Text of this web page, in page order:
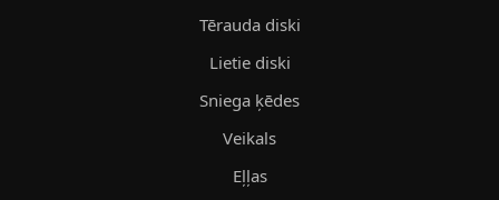
Tērauda diski
Lietie diski
Sniega ķēdes
Veikals
Eļļas